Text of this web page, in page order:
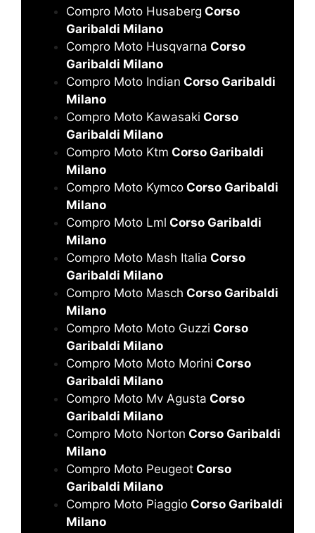
Compro Moto Husaberg Corso
Garibaldi Milano
Compro Moto Husqvarna Corso
Garibaldi Milano
Compro Moto Indian Corso Garibaldi
Milano
Compro Moto Kawasaki Corso
Garibaldi Milano
Compro Moto Ktm Corso Garibaldi
Milano
Compro Moto Kymco Corso Garibaldi
Milano
Compro Moto Lml Corso Garibaldi
Milano
Compro Moto Mash Italia Corso
Garibaldi Milano
Compro Moto Masch Corso Garibaldi
Milano
Compro Moto Moto Guzzi Corso
Garibaldi Milano
Compro Moto Moto Morini Corso
Garibaldi Milano
Compro Moto Mv Agusta Corso
Garibaldi Milano
Compro Moto Norton Corso Garibaldi
Milano
Compro Moto Peugeot Corso
Garibaldi Milano
Compro Moto Piaggio Corso Garibaldi
Milano